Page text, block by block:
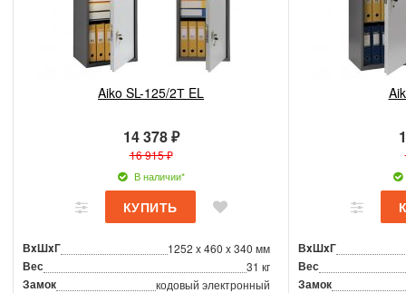
Aiko SL-125/2Т EL
14 378 ₽
16 915 ₽
В наличии*
ВxШxГ 1252 x 460 x 340 мм
Вес 31 кг
Замок кодовый электронный
ВxШxГ
Вес
Замок